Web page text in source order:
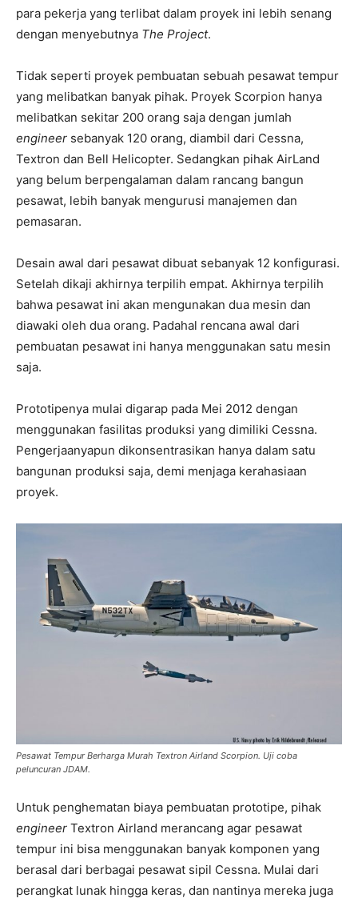
para pekerja yang terlibat dalam proyek ini lebih senang
dengan menyebutnya The Project.
Tidak seperti proyek pembuatan sebuah pesawat tempur
yang melibatkan banyak pihak. Proyek Scorpion hanya
melibatkan sekitar 200 orang saja dengan jumlah
engineer sebanyak 120 orang, diambil dari Cessna,
Textron dan Bell Helicopter. Sedangkan pihak AirLand
yang belum berpengalaman dalam rancang bangun
pesawat, lebih banyak mengurusi manajemen dan
pemasaran.
Desain awal dari pesawat dibuat sebanyak 12 konfigurasi.
Setelah dikaji akhirnya terpilih empat. Akhirnya terpilih
bahwa pesawat ini akan mengunakan dua mesin dan
diawaki oleh dua orang. Padahal rencana awal dari
pembuatan pesawat ini hanya menggunakan satu mesin
saja.
Prototipenya mulai digarap pada Mei 2012 dengan
menggunakan fasilitas produksi yang dimiliki Cessna.
Pengerjaanyapun dikonsentrasikan hanya dalam satu
bangunan produksi saja, demi menjaga kerahasiaan
proyek.
Pesawat Tempur Berharga Murah Textron Airland Scorpion. Uji coba
peluncuran JDAM.
Untuk penghematan biaya pembuatan prototipe, pihak
engineer Textron Airland merancang agar pesawat
tempur ini bisa menggunakan banyak komponen yang
berasal dari berbagai pesawat sipil Cessna. Mulai dari
perangkat lunak hingga keras, dan nantinya mereka juga